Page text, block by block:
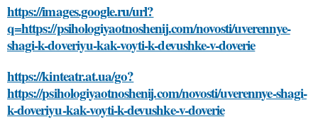
https://images.google.ru/url?
q=https://psihologiyaotnoshenij.com/novosti/uverennye-
shagi-k-doveriyu-kak-voyti-k-devushke-v-doverie
https://kinteatr.at.ua/go?
https://psihologiyaotnoshenij.com/novosti/uverennye-shagi-
k-doveriyu-kak-voyti-k-devushke-v-doverie